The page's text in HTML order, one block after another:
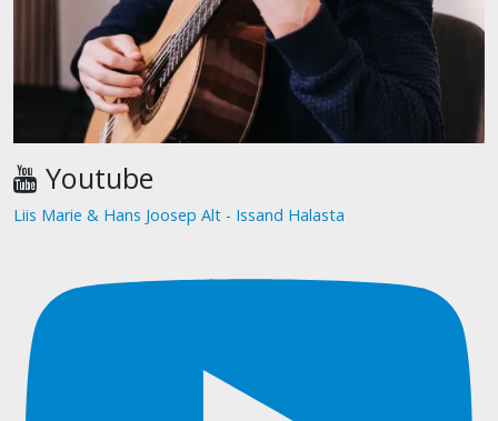
Youtube
Liis Marie & Hans Joosep Alt - Issand Halasta